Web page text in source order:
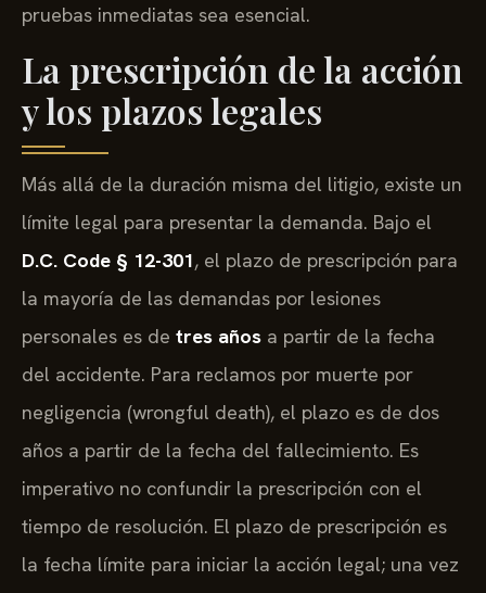
pruebas inmediatas sea esencial.
La prescripción de la acción
y los plazos legales
Más allá de la duración misma del litigio, existe un
límite legal para presentar la demanda. Bajo el
D.C. Code § 12-301, el plazo de prescripción para
la mayoría de las demandas por lesiones
personales es de tres años a partir de la fecha
del accidente. Para reclamos por muerte por
negligencia (wrongful death), el plazo es de dos
años a partir de la fecha del fallecimiento. Es
imperativo no confundir la prescripción con el
tiempo de resolución. El plazo de prescripción es
la fecha límite para iniciar la acción legal; una vez